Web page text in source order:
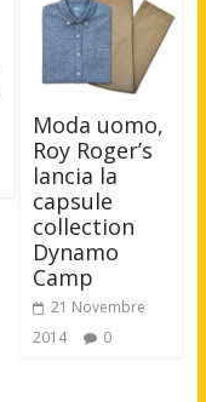
Moda uomo,
Roy Roger’s
lancia la
capsule
collection
Dynamo
Camp
21 Novembre
2014
0